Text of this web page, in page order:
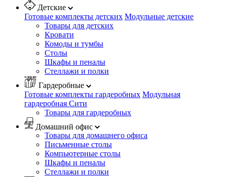
Детские
Готовые комплекты детских Модульные детские
Товары для детских
Кровати
Комоды и тумбы
Столы
Шкафы и пеналы
Стеллажи и полки
Гардеробные
Готовые комплекты гардеробных Модульная
гардеробная Сити
Товары для гардеробных
Домашний офис
Товары для домашнего офиса
Письменные столы
Компьютерные столы
Шкафы и пеналы
Стеллажи и полки